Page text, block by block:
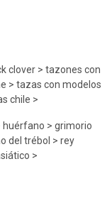
clover > tazones con
> tazas con modelos
chile >
huérfano > grimorio
del trébol > rey
>